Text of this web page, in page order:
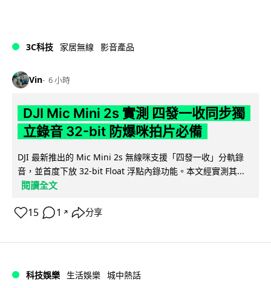
3C科技 家居無線 影音產品
Vin 6 小時
DJI Mic Mini 2s 實測 四發一收同步獨
立錄音 32-bit 防爆咪拍片必備
DJI 最新推出的 Mic Mini 2s 無線咪支援「四發一收」分軌錄
音，並首度下放 32-bit Float 浮點內錄功能。本文經實測其...
閱讀全文
15 1 ↗ 分享
科技娛樂 生活娛樂 城中熱話